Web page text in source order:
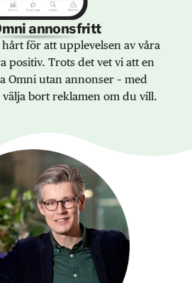
annonsfritt
för att upplevelsen av våra
positiv. Trots det vet vi att en
Omni utan annonser – med
bort reklamen om du vill.